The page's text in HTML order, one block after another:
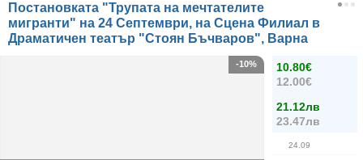
Постановката "Трупата на мечтателите
мигранти" на 24 Септември, на Сцена Филиал в
Драматичен театър "Стоян Бъчваров", Варна
10.80€
12.00€
21.12лв
23.47лв
24.09
-10%